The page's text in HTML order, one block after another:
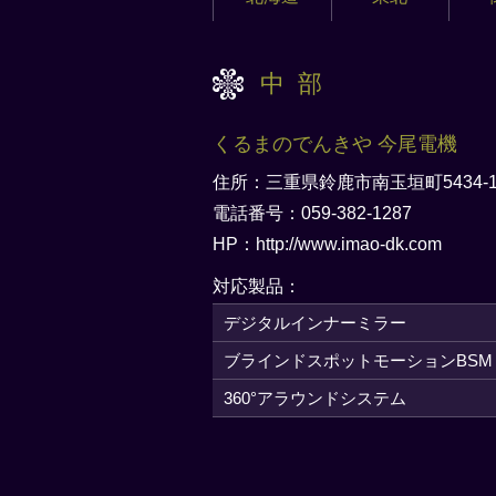
中部
くるまのでんきや 今尾電機
住所：三重県鈴鹿市南玉垣町5434-1
電話番号：059-382-1287
HP： http://www.imao-dk.com
対応製品：
デジタルインナーミラー
ブラインドスポットモーションBSM
360°アラウンドシステム